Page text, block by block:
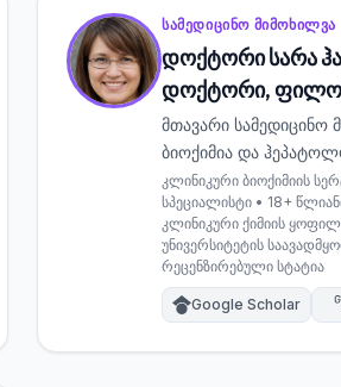
ᲡᲐᲛᲔᲓᲘᲪᲘᲜᲝ ᲛᲘᲛᲝᲮᲘᲚᲕᲐ
დოქტორი სარა
დოქტორი,
მთავარი სამედიცინო
ბიოქიმია და
კლინიკური ბიოქიმიის
სპეციალისტი • 18+
კლინიკური ქიმიის
უნივერსიტეტის
რეცენზირებული სტატია
Google Scholar